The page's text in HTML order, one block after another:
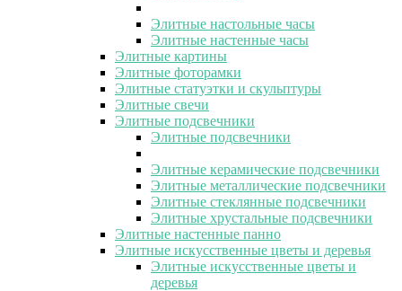
Элитные настольные часы
Элитные настенные часы
Элитные картины
Элитные фоторамки
Элитные статуэтки и скульптуры
Элитные свечи
Элитные подсвечники
Элитные подсвечники
Элитные керамические подсвечники
Элитные металлические подсвечники
Элитные стеклянные подсвечники
Элитные хрустальные подсвечники
Элитные настенные панно
Элитные искусственные цветы и деревья
Элитные искусственные цветы и
деревья